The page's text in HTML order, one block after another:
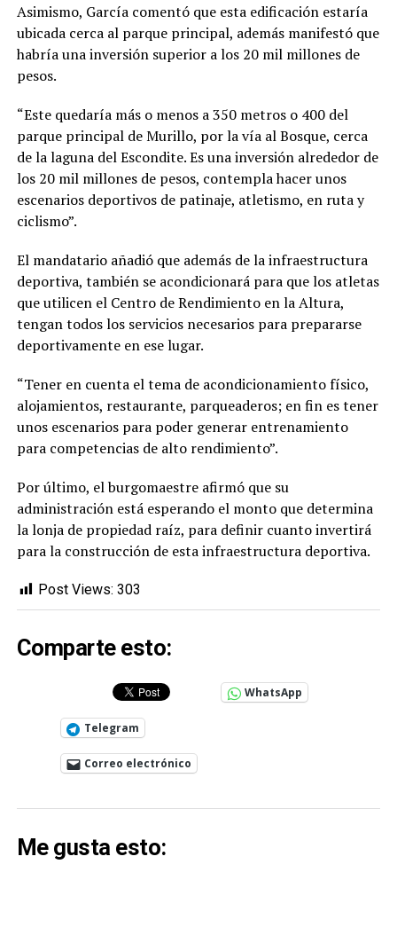
Asimismo, García comentó que esta edificación estaría
ubicada cerca al parque principal, además manifestó que
habría una inversión superior a los 20 mil millones de
pesos.
“Este quedaría más o menos a 350 metros o 400 del
parque principal de Murillo, por la vía al Bosque, cerca
de la laguna del Escondite. Es una inversión alrededor de
los 20 mil millones de pesos, contempla hacer unos
escenarios deportivos de patinaje, atletismo, en ruta y
ciclismo”.
El mandatario añadió que además de la infraestructura
deportiva, también se acondicionará para que los atletas
que utilicen el Centro de Rendimiento en la Altura,
tengan todos los servicios necesarios para prepararse
deportivamente en ese lugar.
“Tener en cuenta el tema de acondicionamiento físico,
alojamientos, restaurante, parqueaderos; en fin es tener
unos escenarios para poder generar entrenamiento
para competencias de alto rendimiento”.
Por último, el burgomaestre afirmó que su
administración está esperando el monto que determina
la lonja de propiedad raíz, para definir cuanto invertirá
para la construcción de esta infraestructura deportiva.
Post Views: 303
Comparte esto:
WhatsApp
Telegram
Correo electrónico
Me gusta esto: